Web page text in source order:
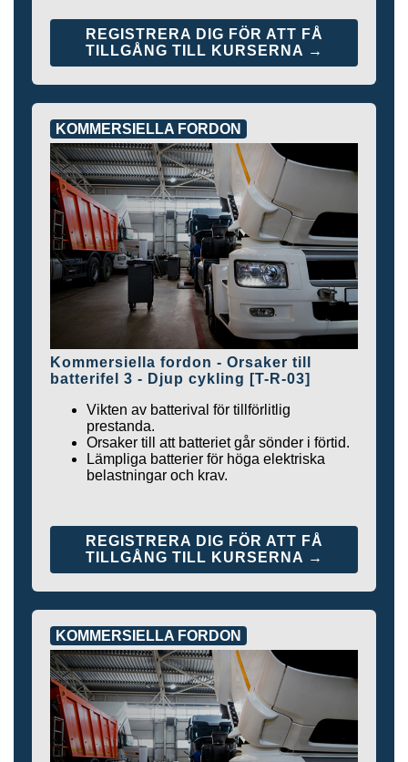
REGISTRERA DIG FÖR ATT FÅ
TILLGÅNG TILL KURSERNA →
KOMMERSIELLA FORDON
Kommersiella fordon - Orsaker till
batterifel 3 - Djup cykling [T-R-03]
Vikten av batterival för tillförlitlig
prestanda.
Orsaker till att batteriet går sönder i förtid.
Lämpliga batterier för höga elektriska
belastningar och krav.
REGISTRERA DIG FÖR ATT FÅ
TILLGÅNG TILL KURSERNA →
KOMMERSIELLA FORDON